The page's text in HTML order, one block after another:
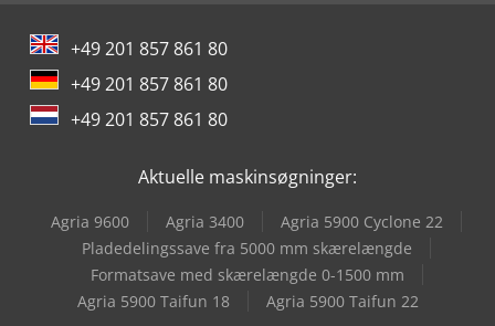
+49 201 857 861 80
+49 201 857 861 80
+49 201 857 861 80
Aktuelle maskinsøgninger:
Agria 9600 Agria 3400
Agria 5900 Cyclone 22
Pladedelingssave fra 5000 mm skærelængde
Formatsave med skærelængde 0-1500 mm
Agria 5900 Taifun 18
Agria 5900 Taifun 22